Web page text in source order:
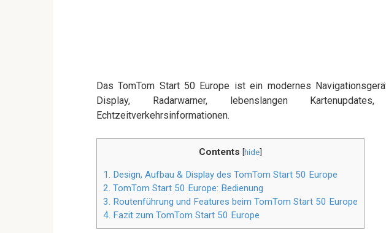
Das TomTom Start 50 Europe ist ein modernes
Display, Radarwarner, lebenslangen
Echtzeitverkehrsinformationen.
Contents [hide]
1. Design, Aufbau & Display des TomTom Start 50 Europe
2. TomTom Start 50 Europe: Bedienung
3. Routenführung und Features beim TomTom Start 50 Europe
4. Fazit zum TomTom Start 50 Europe